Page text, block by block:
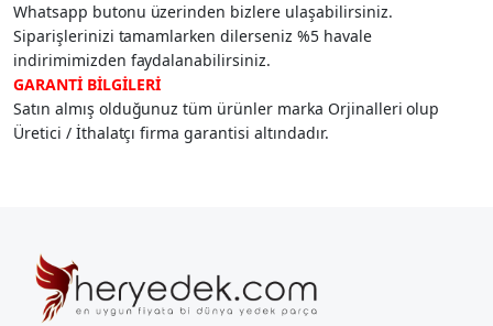
Whatsapp butonu üzerinden bizlere ulaşabilirsiniz.
Siparişlerinizi tamamlarken dilerseniz %5 havale
indirimimizden faydalanabilirsiniz.
GARANTİ BİLGİLERİ
Satın almış olduğunuz tüm ürünler marka Orjinalleri olup
Üretici / İthalatçı firma garantisi altındadır.